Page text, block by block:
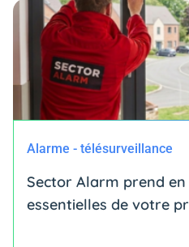
Alarme - télésurveillance
Sector Alarm prend
essentielles de votre